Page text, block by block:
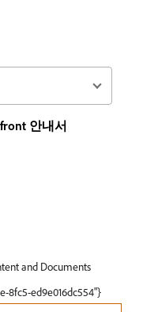
안내서
and Documents
8fc5-ed9e016dc554"}